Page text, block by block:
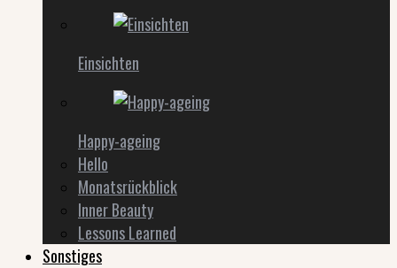
Einsichten
Happy-ageing
Hello
Monatsrückblick
Inner Beauty
Lessons Learned
Sonstiges